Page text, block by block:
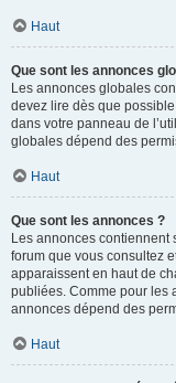
Haut
Que sont les annonces
Les annonces globales
devez lire dès que
dans votre panneau de
globales dépend des
Haut
Que sont les annonces ?
Les annonces contiennent
forum que vous consultez
apparaissent en haut de
publiées. Comme pour les
annonces dépend des
Haut